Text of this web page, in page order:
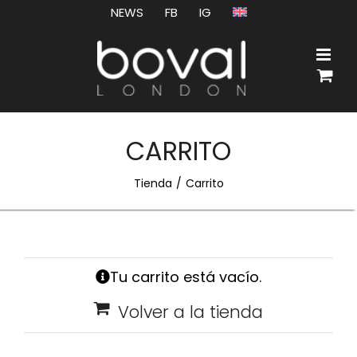
NEWS FB IG
CARRITO
Tienda Carrito
Tu carrito está vacío.
Volver a la tienda